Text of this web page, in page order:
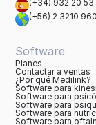
(+34) 932 20 53
(+56) 2 3210
Software
Planes
Contactar a ventas
¿Por qué Medilink?
Software para
Software para
Software para
Software para
Software para